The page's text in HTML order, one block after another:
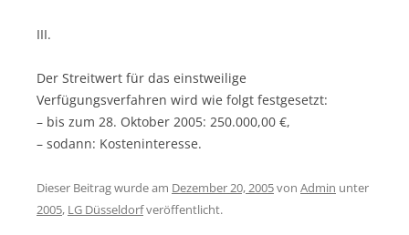
III.
Der Streitwert für das einstweilige
Verfügungsverfahren wird wie folgt festgesetzt:
– bis zum 28. Oktober 2005: 250.000,00 €,
– sodann: Kosteninteresse.
Dieser Beitrag wurde am Dezember 20, 2005von Admin unter
2005, LG Düsseldorfveröffentlicht.